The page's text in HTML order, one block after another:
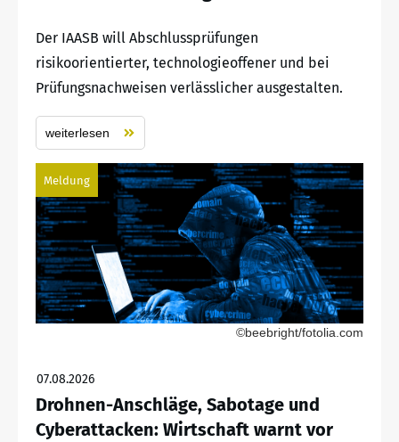
Der IAASB will Abschlussprüfungen
risikoorientierter, technologieoffener und bei
Prüfungsnachweisen verlässlicher ausgestalten.
weiterlesen
Meldung
©beebright/fotolia.com
07.08.2026
Drohnen-Anschläge, Sabotage und
Cyberattacken: Wirtschaft warnt vor